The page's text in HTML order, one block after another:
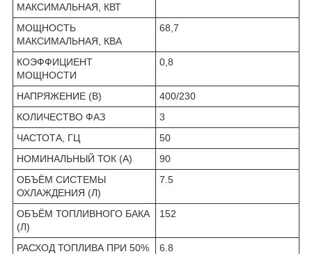
МАКСИМАЛЬНАЯ, КВТ
МОЩНОСТЬ
МАКСИМАЛЬНАЯ, КВА
68,7
КОЭФФИЦИЕНТ
МОЩНОСТИ
0,8
НАПРЯЖЕНИЕ (В)
400/230
КОЛИЧЕСТВО ФАЗ
3
ЧАСТОТА, ГЦ
50
НОМИНАЛЬНЫЙ ТОК (А)
90
ОБЪЁМ СИСТЕМЫ
ОХЛАЖДЕНИЯ (Л)
7.5
ОБЪЁМ ТОПЛИВНОГО БАКА
(Л)
152
РАСХОД ТОПЛИВА ПРИ 50%
6.8